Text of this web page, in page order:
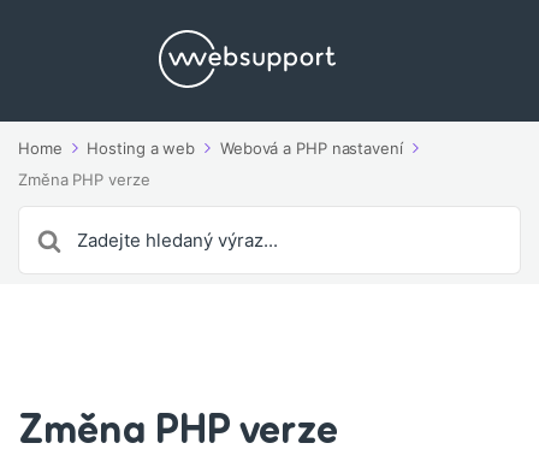
Home Hosting a web
Webová a PHP nastavení
Změna PHP verze
For
Změna PHP verze